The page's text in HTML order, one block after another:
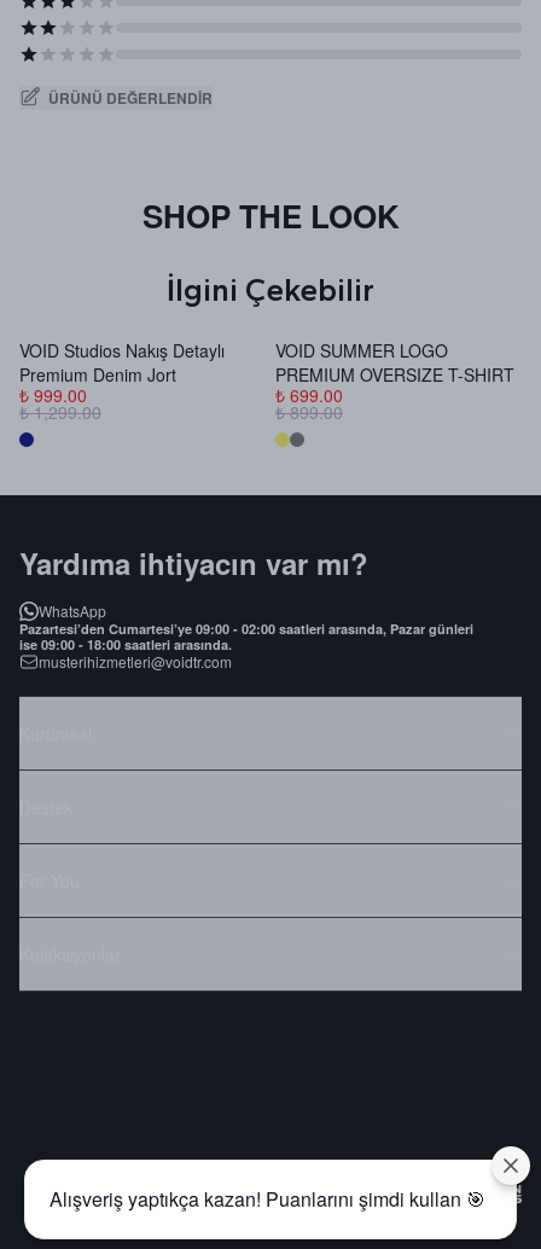
ÜRÜNÜ DEĞERLENDIR
SHOP THE LOOK
İlgini Çekebilir
VOID Studios Nakış Detaylı
Premium Denim Jort
₺ 999.00
₺ 1,299.00
VOID SUMMER LOGO
PREMIUM OVERSIZE T-SHIRT
₺ 699.00
₺ 899.00
Yardıma ihtiyacın var mı?
WhatsApp
Pazartesi’den Cumartesi’ye 09:00 - 02:00 saatleri arasında, Pazar günleri
ise 09:00 - 18:00 saatleri arasında.
musterihizmetleri@voidtr.com
Alışveriş yaptıkça kazan! Puanlarını şimdi kullan 🎯